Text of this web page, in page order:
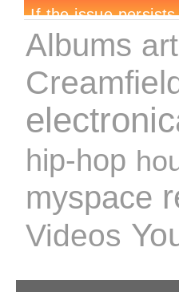
Albums
hip-hop
myspace
Videos